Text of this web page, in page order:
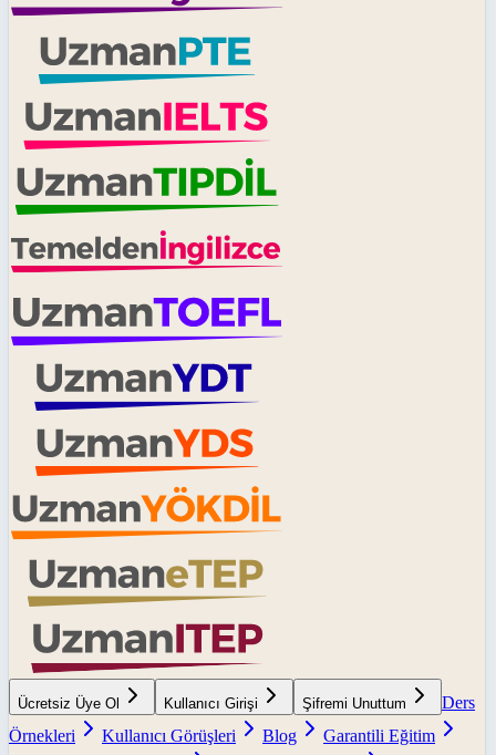
Ücretsiz Üye Ol Kullanıcı Girişi Şifremi Unuttum
Ders
Örnekleri
Kullanıcı Görüşleri Blog
Garantili Eğitim